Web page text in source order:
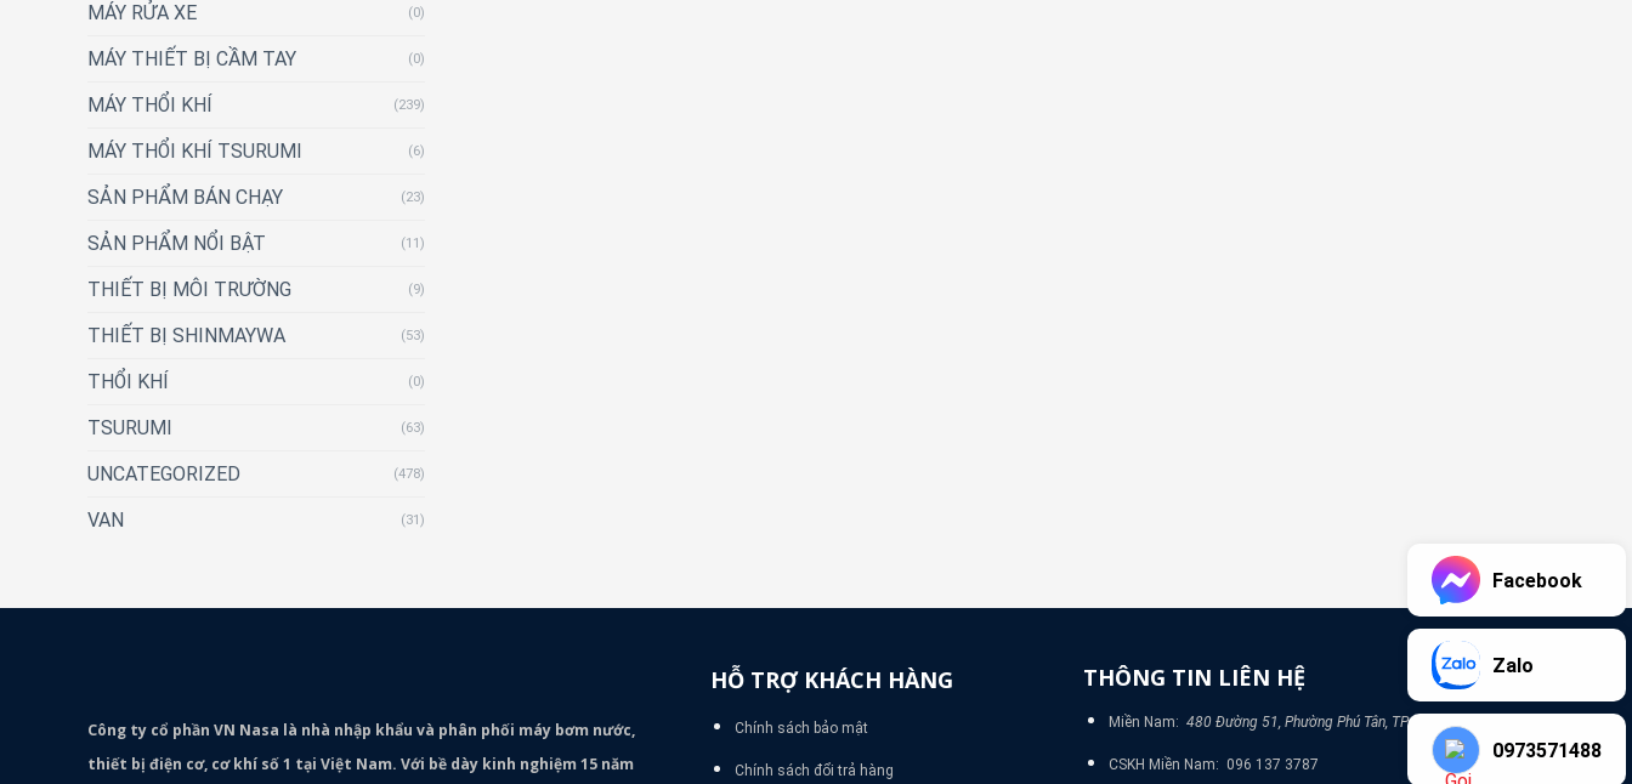
MÁY RỬA XE (0)
MÁY THIẾT BỊ CẦM TAY (0)
MÁY THỔI KHÍ (239)
MÁY THỔI KHÍ TSURUMI (6)
SẢN PHẨM BÁN CHẠY (23)
SẢN PHẨM NỔI BẬT (11)
THIẾT BỊ MÔI TRƯỜNG (9)
THIẾT BỊ SHINMAYWA (53)
THỔI KHÍ (0)
TSURUMI (63)
UNCATEGORIZED (478)
VAN (31)
Công ty cổ phần VN Nasa là nhà nhập khẩu và phân phối máy bơm nước,
thiết bị điện cơ, cơ khí số 1 tại Việt Nam. Với bề dày kinh nghiệm 15 năm
HỖ TRỢ KHÁCH HÀNG
Chính sách bảo mật
Chính sách đổi trả hàng
THÔNG TIN LIÊN HỆ
Miền Nam: 480 Đường 51, Phường Phú Tân, TP Bình Dương
CSKH Miền Nam: 096 137 3787
Facebook
Zalo
0973571488